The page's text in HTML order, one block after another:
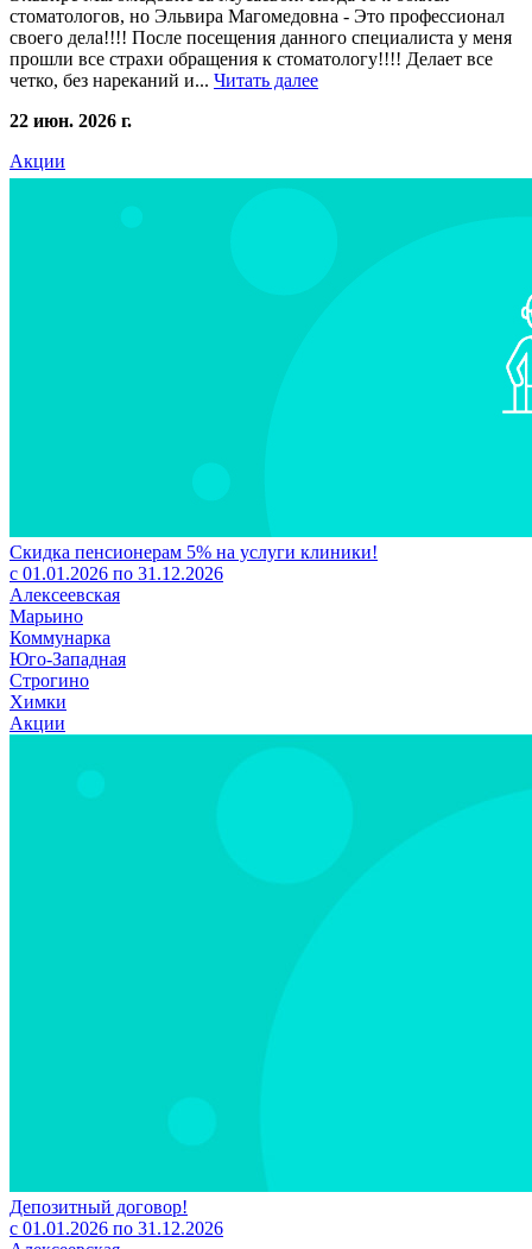
стоматологов, но Эльвира Магомедовна - Это профессионал
своего дела!!!! После посещения данного специалиста у меня
прошли все страхи обращения к стоматологу!!!! Делает все
четко, без нареканий и... Читать далее
22 июн. 2026 г.
Акции
Скидка пенсионерам 5% на услуги клиники!
с 01.01.2026 по 31.12.2026
Алексеевская
Марьино
Коммунарка
Юго-Западная
Строгино
Химки
Акции
Депозитный договор!
с 01.01.2026 по 31.12.2026